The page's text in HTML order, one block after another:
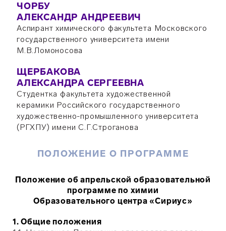
ЧОРБУ
АЛЕКСАНДР АНДРЕЕВИЧ
Аспирант химического факультета Московского
государственного университета имени
М.В.Ломоносова
ЩЕРБАКОВА
АЛЕКСАНДРА СЕРГЕЕВНА
Студентка факультета художественной
керамики Российского государственного
художественно-промышленного университета
(РГХПУ) имени С.Г.Строганова
ПОЛОЖЕНИЕ О ПРОГРАММЕ
Положение об апрельской образовательной
программе по химии
Образовательного центра «Сириус»
1. Общие положения